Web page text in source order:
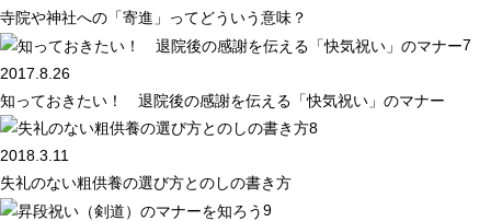
寺院や神社への「寄進」ってどういう意味？
7
2017.8.26
知っておきたい！ 退院後の感謝を伝える「快気祝い」のマナー
8
2018.3.11
失礼のない粗供養の選び方とのしの書き方
9